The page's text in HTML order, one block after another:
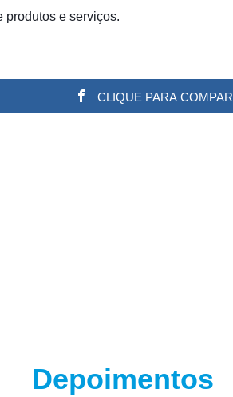
produtos e serviços.
CLIQUE PARA
Depoimentos